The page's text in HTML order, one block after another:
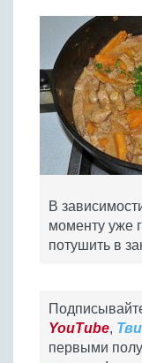
В
моменту уже
потушить в
YouTube,
первыми